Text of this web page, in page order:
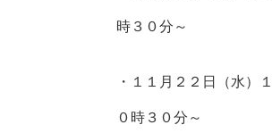
時３０分～
・１１月２２日（水）１
０時３０分～